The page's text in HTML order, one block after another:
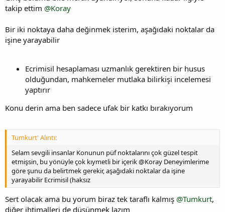
takip ettim @Koray
Bir iki noktaya daha değinmek isterim, aşağıdaki noktalar da
işine yarayabilir
Ecrimisil hesaplaması uzmanlık gerektiren bir husus
olduğundan, mahkemeler mutlaka bilirkişi incelemesi
yaptırır
Konu derin ama ben sadece ufak bir katkı bırakıyorum
Tumkurt' Alıntı:
Selam sevgili insanlar Konunun püf noktalarını çok güzel tespit
etmişsin, bu yönüyle çok kıymetli bir içerik @Koray Deneyimlerime
göre şunu da belirtmek gerekir, aşağıdaki noktalar da işine
yarayabilir Ecrimisil (haksız
Sert olacak ama bu yorum biraz tek taraflı kalmış @Tumkurt,
diğer ihtimalleri de düşünmek lazım